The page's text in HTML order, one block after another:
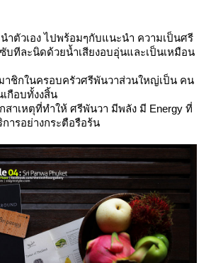
ำตัวเอง ไปพร้อมๆกับแนะนำ ความเป็นศรี
ทีละนิดด้วยน้ำเสียงอบอุ่นและเป็นเหมือน
าชิกในครอบครัวศรีพันวาส่วนใหญ่เป็น คน
กือบทั้งงสิ้น
สาเหตุที่ทำให้ ศรีพันวา มีพลัง มี Energy ที่
ารอย่างกระตือรือร้น